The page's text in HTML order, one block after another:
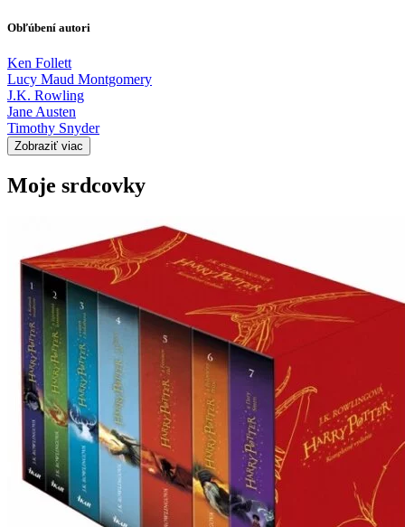
Obľúbení autori
Ken Follett
Lucy Maud Montgomery
J.K. Rowling
Jane Austen
Timothy Snyder
Zobraziť viac
Moje srdcovky